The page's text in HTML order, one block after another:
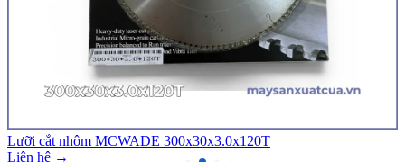
Lưỡi cắt nhôm MCWADE 300x30x3.0x120T
Liên hệ →